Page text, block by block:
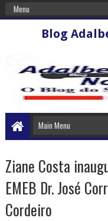
Blog
Ziane Costa
EMEB Dr. José
Cordeiro